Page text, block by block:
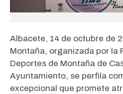
Albacete, 14 de octubre de
Montaña, organizada por la
Deportes de Montaña de
Ayuntamiento, se perfila
excepcional que promete